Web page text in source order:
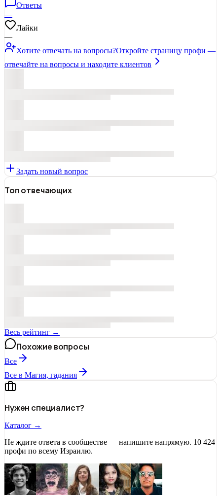
Ответы
—
Лайки
—
Хотите отвечать на вопросы?Откройте страницу профи —
отвечайте на вопросы и находите клиентов
Задать новый вопрос
Топ отвечающих
Весь рейтинг →
Похожие вопросы
Все
Все в Магия, гадания
Нужен специалист?
Каталог →
Не ждите ответа в сообществе — напишите напрямую. 10 424
профи по всему Израилю.